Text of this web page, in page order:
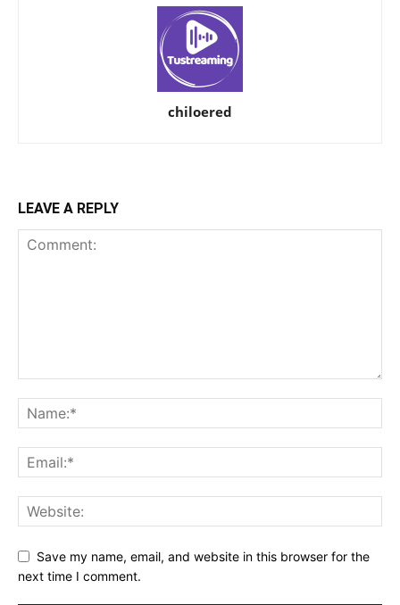
chiloered
LEAVE A REPLY
Save my name, email, and website in this browser for the
next time I comment.